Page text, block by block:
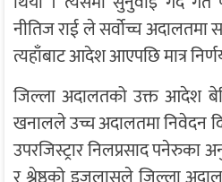
नीतिज राईले सर्वोच्च अदालतमा
त्यहाँबाट आदेश आएपछि मात्र
जिल्ला अदालतको उक्त आदेश
खनालले उच्च अदालतमा निवेदन
उपरजिस्ट्रारनिलप्रसाद पनेरुका